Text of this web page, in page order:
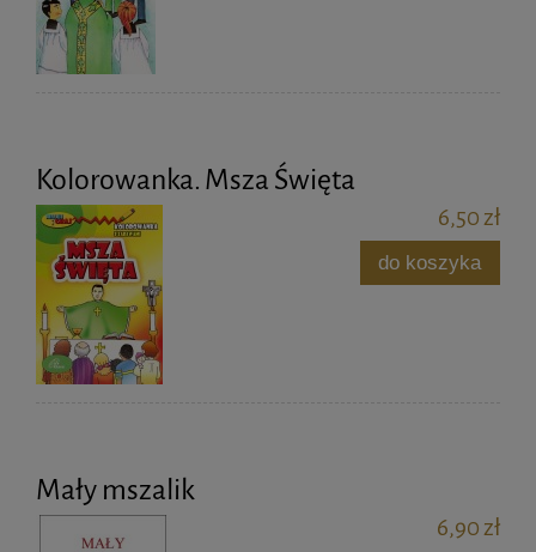
Kolorowanka. Msza Święta
6,50 zł
do koszyka
Mały mszalik
6,90 zł